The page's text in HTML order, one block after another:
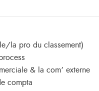
la pro du classement)
& la com’ externe
compta